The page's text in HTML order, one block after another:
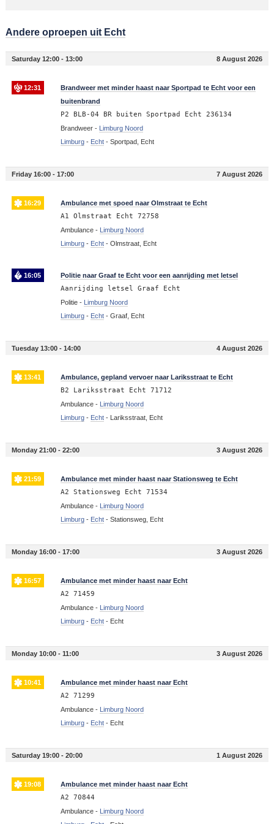
Andere oproepen uit Echt
Saturday 12:00 - 13:00 8 August 2026
12:31
Brandweer met minder haast naar Sportpad te Echt voor een
buitenbrand
P2 BLB-04 BR buiten Sportpad Echt 236134
Brandweer - Limburg Noord
Limburg- Echt- Sportpad, Echt
Friday 16:00 - 17:00 7 August 2026
16:29 Ambulance met spoed naar Olmstraat te Echt
A1 Olmstraat Echt 72758
Ambulance - Limburg Noord
Limburg- Echt- Olmstraat, Echt
16:05 Politie naar Graaf te Echt voor een aanrijding met letsel
Aanrijding letsel Graaf Echt
Politie - Limburg Noord
Limburg- Echt- Graaf, Echt
Tuesday 13:00 - 14:00 4 August 2026
13:41 Ambulance, gepland vervoer naar Lariksstraat te Echt
B2 Lariksstraat Echt 71712
Ambulance - Limburg Noord
Limburg- Echt- Lariksstraat, Echt
Monday 21:00 - 22:00 3 August 2026
21:59 Ambulance met minder haast naar Stationsweg te Echt
A2 Stationsweg Echt 71534
Ambulance - Limburg Noord
Limburg- Echt- Stationsweg, Echt
Monday 16:00 - 17:00 3 August 2026
16:57 Ambulance met minder haast naar Echt
A2 71459
Ambulance - Limburg Noord
Limburg- Echt- Echt
Monday 10:00 - 11:00 3 August 2026
10:41 Ambulance met minder haast naar Echt
A2 71299
Ambulance - Limburg Noord
Limburg- Echt- Echt
Saturday 19:00 - 20:00 1 August 2026
19:08 Ambulance met minder haast naar Echt
A2 70844
Ambulance - Limburg Noord